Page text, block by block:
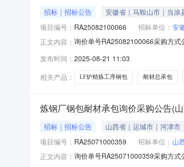
招标｜招标公告 安徽省｜马鞍山市｜当涂
项目编号： RA25082100066 招标单位： 安
正文内容： 询价单号RA25082100066采购方
安徽长江钢铁股份有限公司二、保
发布时间： 2025-08-21 11:03
相关产品：
LF炉精炼工序钢包 耐材总承包
炼钢厂钢包耐材承包询价采购公告(
招标｜招标公告 山西省｜运城市｜河津市
项目编号： RA25071000359 招标单位： 山
正文内容： 询价单号RA25071000359采购方